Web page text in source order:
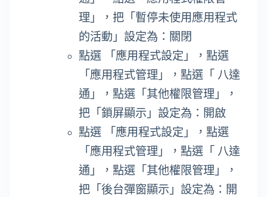
理」，把「暫停未使用應用程式
的活動」設定為：關閉
點選 「應用程式設定」，點選
「應用程式管理」，點選「 八達
通」，點選「其他權限管理」，
把「鎖屏顯示」設定為：開啟
點選 「應用程式設定」，點選
「應用程式管理」，點選「 八達
通」，點選「其他權限管理」，
把「後台彈窗顯示」設定為：開